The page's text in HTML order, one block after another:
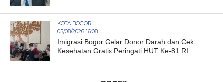
KOTA BOGOR
05/08/2026 16:08
Imigrasi Bogor Gelar Donor Darah dan Cek
Kesehatan Gratis Peringati HUT Ke-81 RI